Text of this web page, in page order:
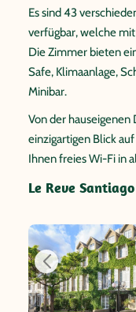
Es sind 43
verfügbar, welche
Die Zimmer bieten
Safe, Klimaanlage,
Minibar.
Von der
einzigartigen Blick
Ihnen freies Wi-Fi in
Le Reve